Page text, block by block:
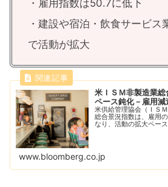
・雇用指数は50.7に低下
・建設や宿泊・飲食サービス
で活動が拡大
米ＩＳＭ非製造業
ペース鈍化－雇用減
米供給管理協会（ＩＳ
総合景況指数は、雇用
なり、活動の拡大ペー
www.bloomberg.co.jp